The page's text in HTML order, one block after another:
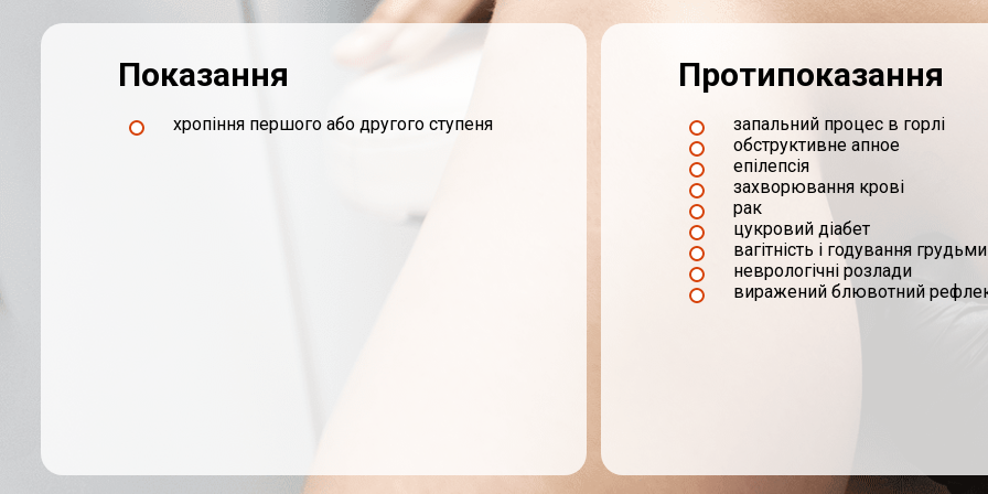
Показання
хропіння першого або другого ступеня
Протипоказання
запальний процес в горлі
обструктивне апное
епілепсія
захворювання крові
рак
цукровий діабет
вагітність і годування грудьми
неврологічні розлади
виражений блювотний